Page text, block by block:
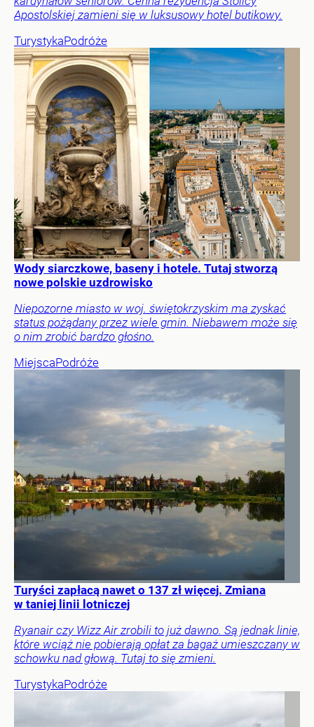
Apostolskiej zamieni się w luksusowy hotel butikowy.
TurystykaPodróże
Wody siarczkowe, baseny i hotele. Tutaj stworzą
nowe polskie uzdrowisko
Niepozorne miasto w woj. świętokrzyskim ma zyskać
status pożądany przez wiele gmin. Niebawem może się
o nim zrobić bardzo głośno.
MiejscaPodróże
Turyści zapłacą nawet o 137 zł więcej. Zmiana
w taniej linii lotniczej
Ryanair czy Wizz Air zrobili to już dawno. Są jednak linie,
które wciąż nie pobierają opłat za bagaż umieszczany w
schowku nad głową. Tutaj to się zmieni.
TurystykaPodróże